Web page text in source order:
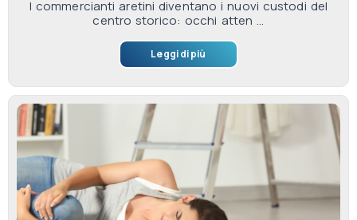
I commercianti aretini diventano i nuovi custodi del
centro storico: occhi atten ...
Leggi di più